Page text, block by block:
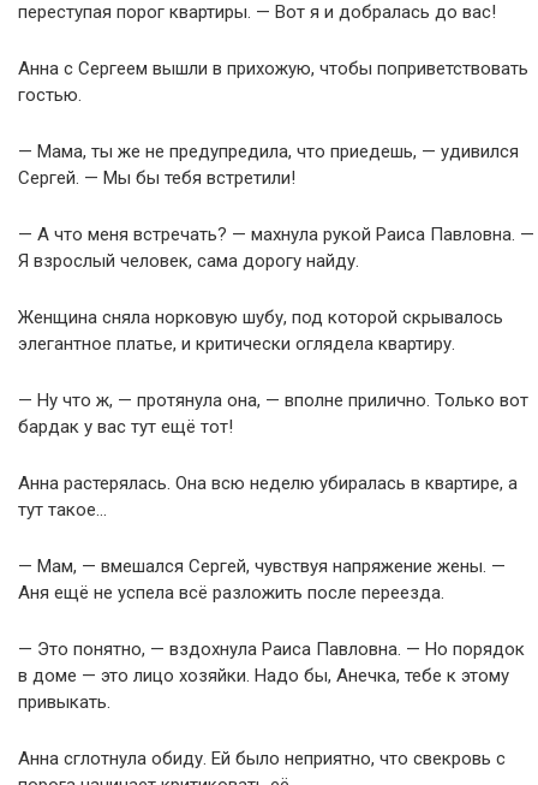
переступая порог квартиры. — Вот я и добралась до вас!
Анна с Сергеем вышли в прихожую, чтобы поприветствовать
гостью.
— Мама, ты же не предупредила, что приедешь, — удивился
Сергей. — Мы бы тебя встретили!
— А что меня встречать? — махнула рукой Раиса Павловна. —
Я взрослый человек, сама дорогу найду.
Женщина сняла норковую шубу, под которой скрывалось
элегантное платье, и критически оглядела квартиру.
— Ну что ж, — протянула она, — вполне прилично. Только вот
бардак у вас тут ещё тот!
Анна растерялась. Она всю неделю убиралась в квартире, а
тут такое…
— Мам, — вмешался Сергей, чувствуя напряжение жены. —
Аня ещё не успела всё разложить после переезда.
— Это понятно, — вздохнула Раиса Павловна. — Но порядок
в доме — это лицо хозяйки. Надо бы, Анечка, тебе к этому
привыкать.
Анна сглотнула обиду. Ей было неприятно, что свекровь с